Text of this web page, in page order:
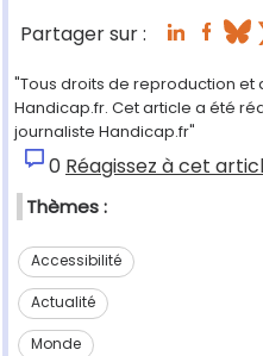
Partager sur :
"Tous droits de reproduction
Handicap.fr. Cet article a été
journaliste Handicap.fr"
0 Réagissez à cet
Thèmes :
Accessibilité
Actualité
Monde